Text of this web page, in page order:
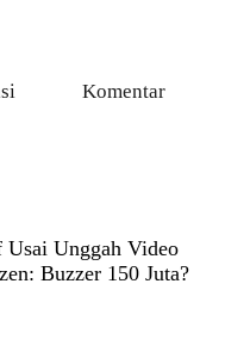
Komentar
Unggah Video
Buzzer 150 Juta?